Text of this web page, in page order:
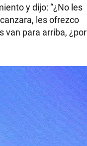
y dijo: “¿No les
les ofrezco
van para arriba, ¿por